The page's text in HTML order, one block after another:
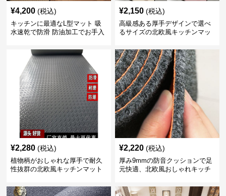
¥4,200 (税込)
キッチンに最適なL型マット 吸
水速乾で防滑 防油加工でお手入
¥2,150 (税込)
高級感ある厚手デザインで選べ
るサイズの北欧風キッチンマッ
¥2,280 (税込)
植物柄がおしゃれな厚手で耐久
性抜群の北欧風キッチンマット
¥2,220 (税込)
厚み9mmの防音クッションで足
元快適、北欧風おしゃれキッチ